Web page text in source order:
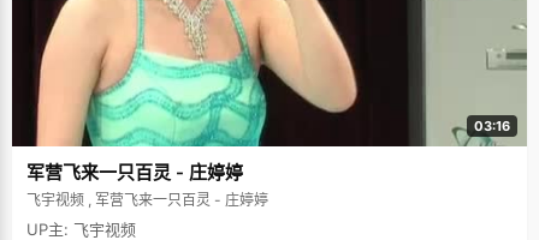
03:16
军营飞来一只百灵 - 庄婷婷
飞宇视频 , 军营飞来一只百灵 - 庄婷婷
UP主: 飞宇视频